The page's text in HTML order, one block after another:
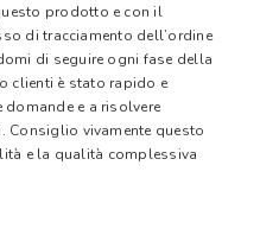
prodotto e con il
di tracciamento dell’ordine
di seguire ogni fase della
clienti è stato rapido e
e a risolvere
vivamente questo
e la qualità complessiva